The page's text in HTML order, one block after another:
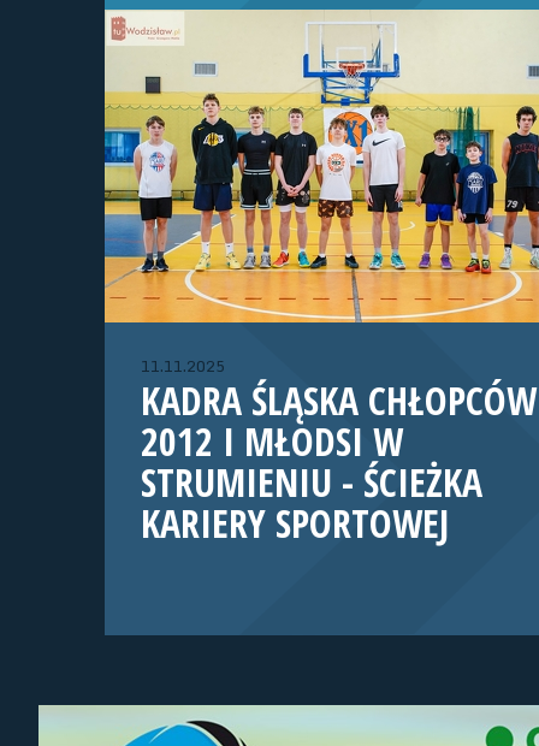
11.11.2025
KADRA ŚLĄSKA CHŁOPCÓW
2012 I MŁODSI W
STRUMIENIU - ŚCIEŻKA
KARIERY SPORTOWEJ